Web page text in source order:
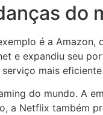
do
é a Amazon,
e expandiu seu
mais
do mundo. A
a Netflix também